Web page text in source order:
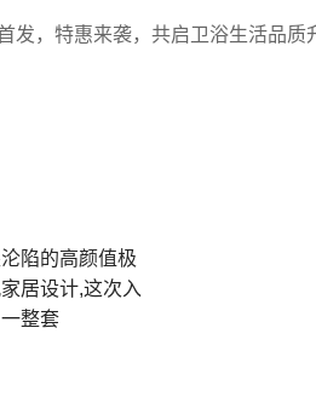
发，特惠来袭，共启卫浴生活品质
陷的高颜值极
居设计,这次入
整套